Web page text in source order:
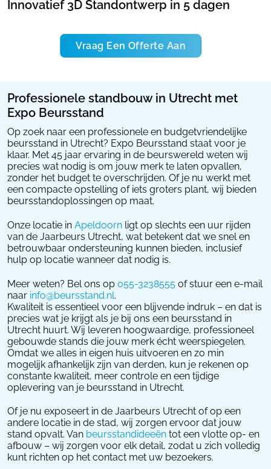
Innovatief 3D Standontwerp in 5 dagen
Vraag Een Offerte Aan
Professionele standbouw in Utrecht met
Expo Beursstand
Op zoek naar een professionele en budgetvriendelijke
beursstand in Utrecht? Expo Beursstand staat voor je
klaar. Met 45 jaar ervaring in de beurswereld weten wij
precies wat nodig is om jouw merk te laten opvallen,
zonder het budget te overschrijden. Of je nu werkt met
een compacte opstelling of iets groters plant, wij bieden
beursstandoplossingen op maat.
Onze locatie in Apeldoorn ligt op slechts een uur rijden
van de Jaarbeurs Utrecht, wat betekent dat we snel en
betrouwbaar ondersteuning kunnen bieden, inclusief
hulp op locatie wanneer dat nodig is.
Meer weten? Bel ons op 055-3238555 of stuur een e-mail
naar info@beursstand.nl.
Kwaliteit is essentieel voor een blijvende indruk – en dat is
precies wat je krijgt als je bij ons een beursstand in
Utrecht huurt. Wij leveren hoogwaardige, professioneel
gebouwde stands die jouw merk écht weerspiegelen.
Omdat we alles in eigen huis uitvoeren en zo min
mogelijk afhankelijk zijn van derden, kun je rekenen op
constante kwaliteit, meer controle en een tijdige
oplevering van je beursstand in Utrecht.
Of je nu exposeert in de Jaarbeurs Utrecht of op een
andere locatie in de stad, wij zorgen ervoor dat jouw
stand opvalt. Van beursstandideeën tot een vlotte op- en
afbouw – wij zorgen voor elk detail, zodat u zich volledig
kunt richten op het contact met uw bezoekers.